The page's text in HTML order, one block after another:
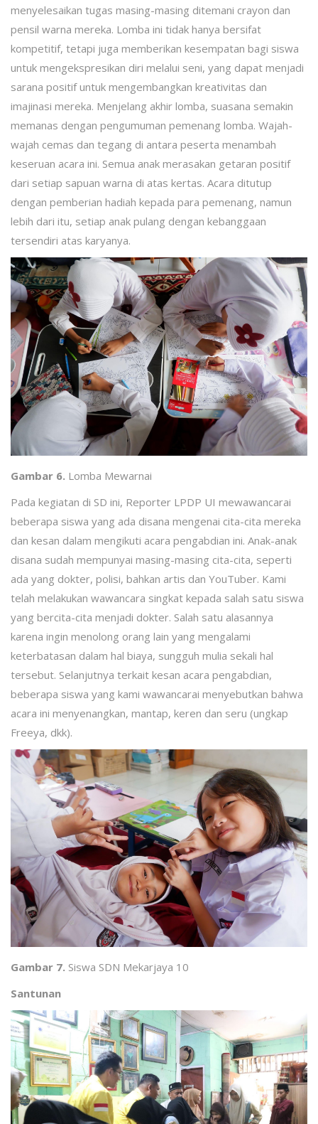
menyelesaikan tugas masing-masing ditemani crayon dan
pensil warna mereka. Lomba ini tidak hanya bersifat
kompetitif, tetapi juga memberikan kesempatan bagi siswa
untuk mengekspresikan diri melalui seni, yang dapat menjadi
sarana positif untuk mengembangkan kreativitas dan
imajinasi mereka. Menjelang akhir lomba, suasana semakin
memanas dengan pengumuman pemenang lomba. Wajah-
wajah cemas dan tegang di antara peserta menambah
keseruan acara ini. Semua anak merasakan getaran positif
dari setiap sapuan warna di atas kertas. Acara ditutup
dengan pemberian hadiah kepada para pemenang, namun
lebih dari itu, setiap anak pulang dengan kebanggaan
tersendiri atas karyanya.
Gambar 6. Lomba Mewarnai
Pada kegiatan di SD ini, Reporter LPDP UI mewawancarai
beberapa siswa yang ada disana mengenai cita-cita mereka
dan kesan dalam mengikuti acara pengabdian ini. Anak-anak
disana sudah mempunyai masing-masing cita-cita, seperti
ada yang dokter, polisi, bahkan artis dan YouTuber. Kami
telah melakukan wawancara singkat kepada salah satu siswa
yang bercita-cita menjadi dokter. Salah satu alasannya
karena ingin menolong orang lain yang mengalami
keterbatasan dalam hal biaya, sungguh mulia sekali hal
tersebut. Selanjutnya terkait kesan acara pengabdian,
beberapa siswa yang kami wawancarai menyebutkan bahwa
acara ini menyenangkan, mantap, keren dan seru (ungkap
Freeya, dkk).
Gambar 7. Siswa SDN Mekarjaya 10
Santunan